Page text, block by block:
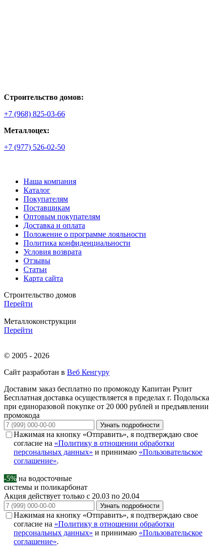
Строительство домов:
+7 (968) 825-03-66
Металлоцех:
+7 (977) 526-02-50
Наша компания
Каталог
Покупателям
Поставщикам
Оптовым покупателям
Доставка и оплата
Положение о программе лояльности
Политика конфиденциальности
Условия возврата
Отзывы
Статьи
Карта сайта
Строительство домов
Перейти
Металлоконструкции
Перейти
© 2005 - 2026
Сайт разработан в Веб Кенгуру
Доставим заказ бесплатно по промокоду Капитан Рулит
Бесплатная доставка осуществляется в пределах г. Подольска
при единоразовой покупке от 20 000 рублей и предъявлении
промокода
Узнать подробности
Нажимая на кнопку «Отправить», я подтверждаю свое
согласие на «Политику в отношении обработки
персональных данных» и принимаю «Пользовательское
соглашение».
-5% на водосточные
системы и поликарбонат
Акция действует только с 20.03 по 20.04
Узнать подробности
Нажимая на кнопку «Отправить», я подтверждаю свое
согласие на «Политику в отношении обработки
персональных данных» и принимаю «Пользовательское
соглашение».